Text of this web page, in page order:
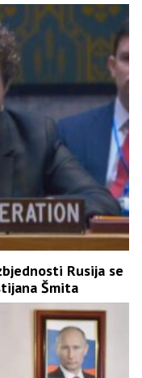
Rusija se
Šmita